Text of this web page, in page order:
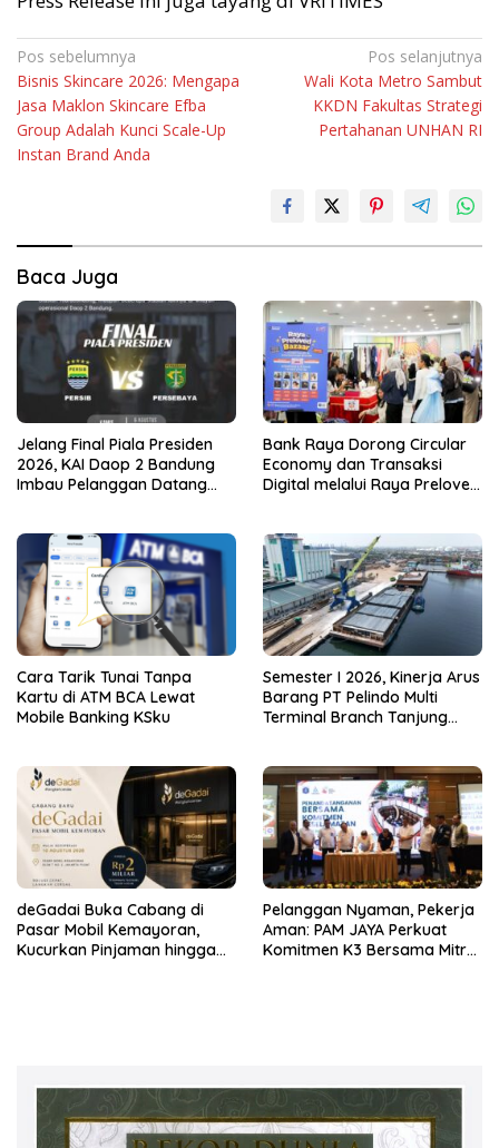
Navigasi
pos
Pos sebelumnya
Bisnis Skincare 2026: Mengapa
Jasa Maklon Skincare Efba
Group Adalah Kunci Scale-Up
Instan Brand Anda
Pos selanjutnya
Wali Kota Metro Sambut
KKDN Fakultas Strategi
Pertahanan UNHAN RI
Baca Juga
Jelang Final Piala Presiden
2026, KAI Daop 2 Bandung
Imbau Pelanggan Datang
Bank Raya Dorong Circular
Economy dan Transaksi
Digital melalui Raya Preloved
Cara Tarik Tunai Tanpa
Kartu di ATM BCA Lewat
Mobile Banking KSku
Semester I 2026, Kinerja Arus
Barang PT Pelindo Multi
Terminal Branch Tanjung
deGadai Buka Cabang di
Pasar Mobil Kemayoran,
Kucurkan Pinjaman hingga
Pelanggan Nyaman, Pekerja
Aman: PAM JAYA Perkuat
Komitmen K3 Bersama Mitra